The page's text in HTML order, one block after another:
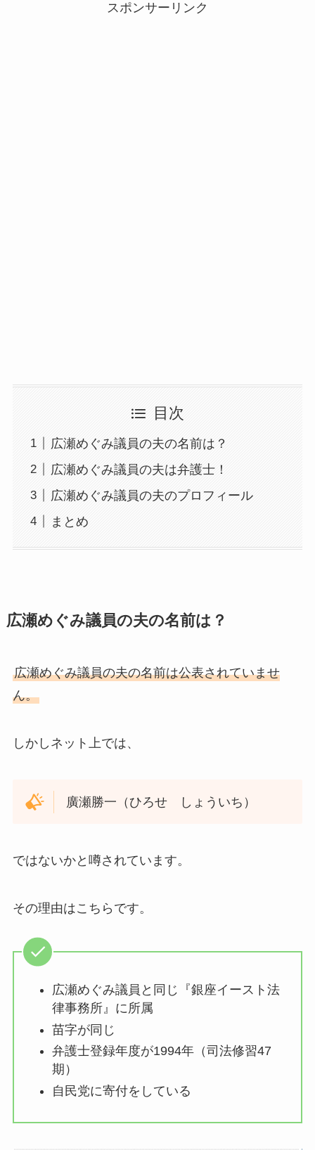
スポンサーリンク
目次
広瀬めぐみ議員の夫の名前は？
広瀬めぐみ議員の夫は弁護士！
広瀬めぐみ議員の夫のプロフィール
まとめ
広瀬めぐみ議員の夫の名前は？
広瀬めぐみ議員の夫の名前は公表されていませ
ん。
しかしネット上では、
廣瀬勝一（ひろせ しょういち）
ではないかと噂されています。
その理由はこちらです。
広瀬めぐみ議員と同じ『銀座イースト法
律事務所』に所属
苗字が同じ
弁護士登録年度が1994年（司法修習47
期）
自民党に寄付をしている